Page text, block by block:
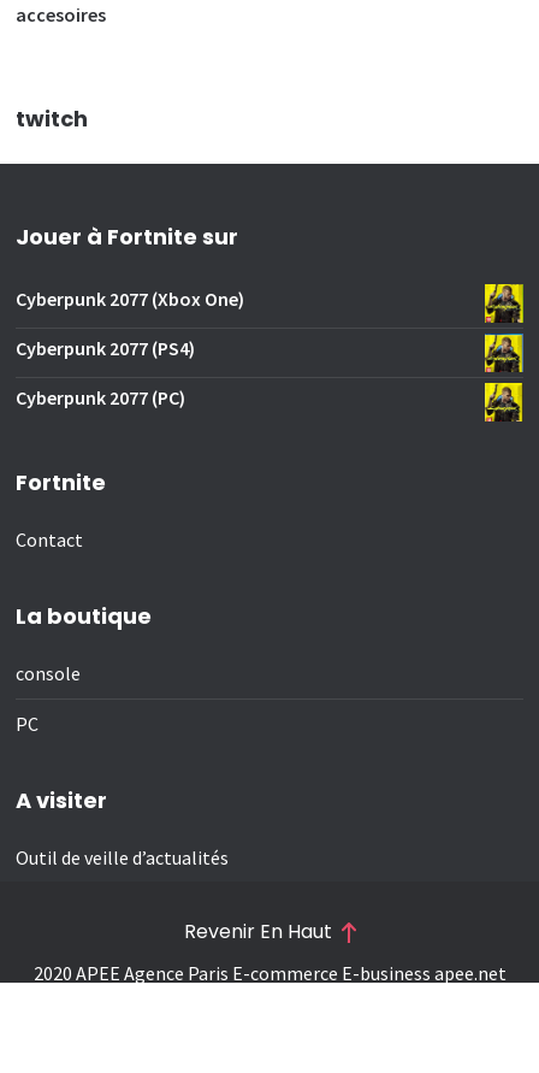
accesoires
twitch
Jouer à Fortnite sur
Cyberpunk 2077 (Xbox One)
Cyberpunk 2077 (PS4)
Cyberpunk 2077 (PC)
Fortnite
Contact
La boutique
console
PC
A visiter
Outil de veille d’actualités
2020 APEE Agence Paris E-commerce E-business apee.net
Revenir En Haut